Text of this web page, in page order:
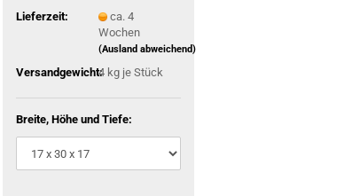
Lieferzeit:
ca. 4
Wochen
(Ausland abweichend)
Versandgewicht:
4kg je Stück
Breite, Höhe und Tiefe: